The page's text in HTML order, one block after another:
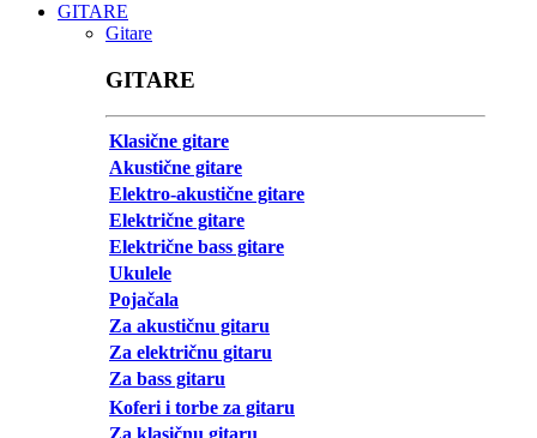
GITARE
Gitare
GITARE
Klasične gitare
Akustične gitare
Elektro-akustične gitare
Električne gitare
Električne bass gitare
Ukulele
Pojačala
Za akustičnu gitaru
Za električnu gitaru
Za bass gitaru
Koferi i torbe za gitaru